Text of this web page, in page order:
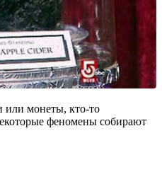
или монеты, кто-то
феномены собирают